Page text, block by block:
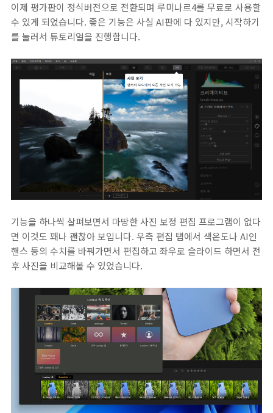
이제 평가판이 정식버전으로 전환되며 루미나르4를 무료로 사용할
수 있게 되었습니다. 좋은 기능은 사실 AI판에 다 있지만, 시작하기
를 눌러서 튜토리얼을 진행합니다.
기능을 하나씩 살펴보면서 마땅한 사진 보정 편집 프로그램이 없다
면 이것도 꽤나 괜찮아 보입니다. 우측 편집 탭에서 색온도나 AI인
핸스 등의 수치를 바꿔가면서 편집하고 좌우로 슬라이드 하면서 전
후 사진을 비교해볼 수 있었습니다.